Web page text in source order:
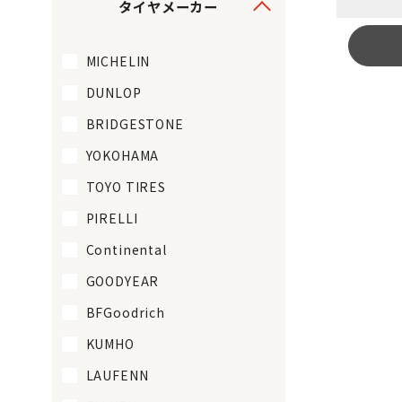
タイヤメーカー
MICHELIN
DUNLOP
BRIDGESTONE
YOKOHAMA
TOYO TIRES
PIRELLI
Continental
GOODYEAR
BFGoodrich
KUMHO
LAUFENN